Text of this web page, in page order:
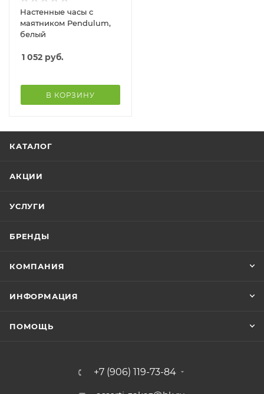
Настенные часы с
маятником Pendulum,
белый
1 052 руб.
В КОРЗИНУ
КАТАЛОГ
АКЦИИ
УСЛУГИ
БРЕНДЫ
КОМПАНИЯ
ИНФОРМАЦИЯ
ПОМОЩЬ
+7 (906) 119-73-84